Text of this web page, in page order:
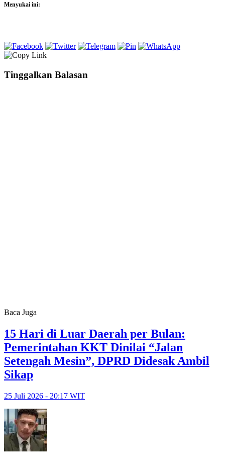
Menyukai ini:
Tinggalkan Balasan
Baca Juga
15 Hari di Luar Daerah per Bulan:
Pemerintahan KKT Dinilai “Jalan
Setengah Mesin”, DPRD Didesak Ambil
Sikap
25 Juli 2026 - 20:17 WIT